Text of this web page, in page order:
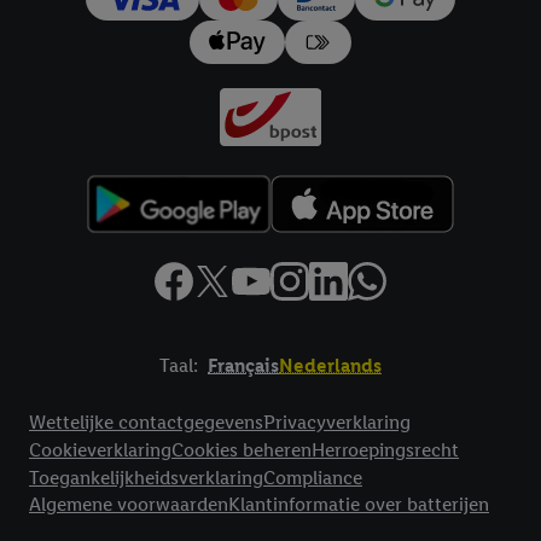
Taal: FrançaisNederlands
Wettelijke contactgegevensPrivacyverklaring
CookieverklaringCookies beherenHerroepingsrecht
ToegankelijkheidsverklaringCompliance
Algemene voorwaardenKlantinformatie over batterijen
impressum hier.